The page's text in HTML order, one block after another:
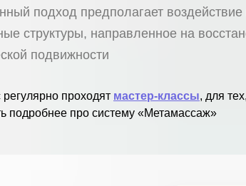
подход предполагает воздействие
структуры, направленное на
подвижности
регулярно проходят мастер-классы, для
подробнее про систему «Метамассаж»